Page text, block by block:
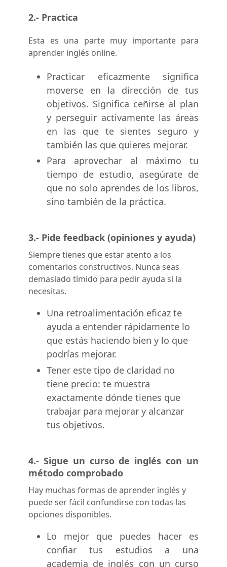
2.- Practica
Esta es una parte muy importante para
aprender inglés online.
Practicar eficazmente significa
moverse en la dirección de tus
objetivos. Significa ceñirse al plan
y perseguir activamente las áreas
en las que te sientes seguro y
también las que quieres mejorar.
Para aprovechar al máximo tu
tiempo de estudio, asegúrate de
que no solo aprendes de los libros,
sino también de la práctica.
3.- Pide feedback (opiniones y ayuda)
Siempre tienes que estar atento a los
comentarios constructivos. Nunca seas
demasiado tímido para pedir ayuda si la
necesitas.
Una retroalimentación eficaz te
ayuda a entender rápidamente lo
que estás haciendo bien y lo que
podrías mejorar.
Tener este tipo de claridad no
tiene precio: te muestra
exactamente dónde tienes que
trabajar para mejorar y alcanzar
tus objetivos.
4.- Sigue un curso de inglés con un
método comprobado
Hay muchas formas de aprender inglés y
puede ser fácil confundirse con todas las
opciones disponibles.
Lo mejor que puedes hacer es
confiar tus estudios a una
academia de inglés con un curso